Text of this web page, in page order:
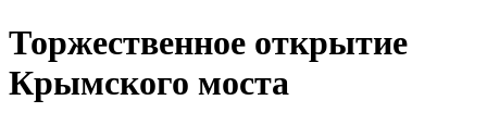
Торжественное открытие
Крымского моста